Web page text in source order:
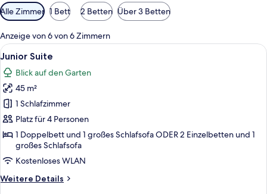
Verfügbare
Filter
für
Zimmer
Alle Zimmer 1 Bett 2 Betten Über 3 Betten
Anzeige von 6 von 6 Zimmern
Alle
Fotos
für
Junior
Suite
anzeigen
Ein modernes Hotelzimmer mit
9
Junior Suite
Blick auf den Garten
45 m²
1 Schlafzimmer
Platz für 4 Personen
1 Doppelbett und 1 großes Schlafsofa ODER 2 Einzelbetten und 1
großes Schlafsofa
Kostenloses WLAN
Weitere Details
Weitere